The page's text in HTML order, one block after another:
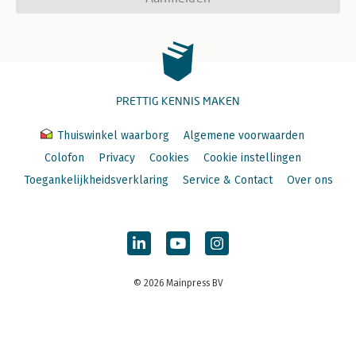
PRETTIG KENNIS MAKEN
Thuiswinkel waarborg
Algemene voorwaarden
Colofon
Privacy Cookies
Cookie instellingen
Toegankelijkheidsverklaring
Service & Contact Over ons
© 2026 Mainpress BV